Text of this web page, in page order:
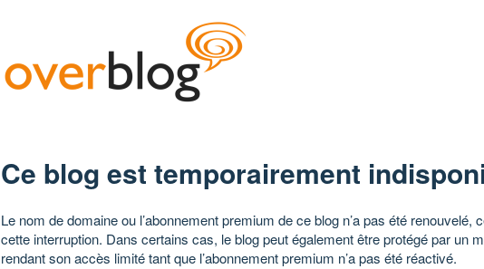
Ce blog est temporairement
Le nom de domaine ou l’abonnement premium de ce blog n’a pas été renouvelé,
cette interruption. Dans certains cas, le blog peut également être protégé par un
rendant son accès limité tant que l’abonnement premium n’a pas été réactivé.